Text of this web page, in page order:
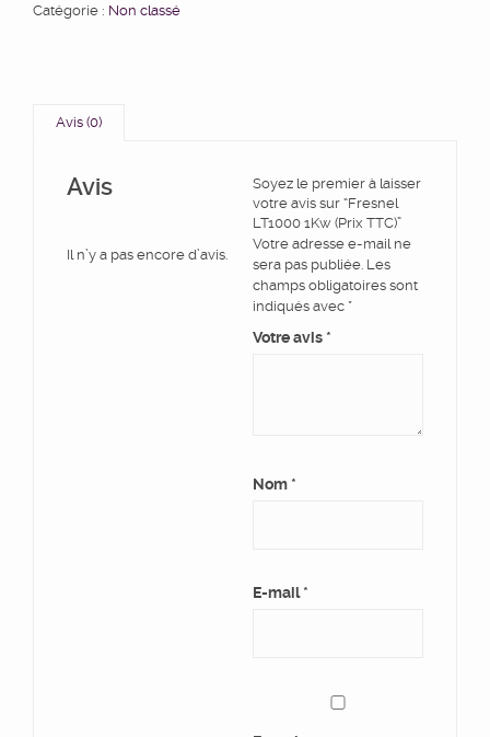
Catégorie : Non classé
Avis (0)
Avis
Il n’y a pas encore d’avis.
Soyez le premier à laisser
votre avis sur “Fresnel
LT1000 1Kw (Prix TTC)”
Votre adresse e-mail ne
sera pas publiée. Les
champs obligatoires sont
indiqués avec *
Votre avis *
Nom *
E-mail*